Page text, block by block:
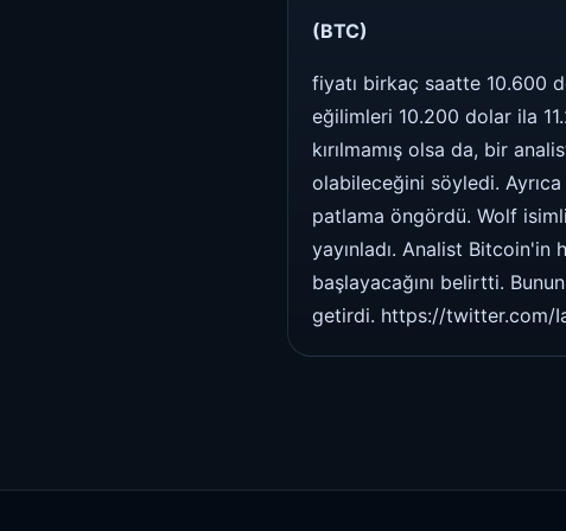
(BTC)
fiyatı birkaç saatte 10.600
eğilimleri 10.200 dolar ila
kırılmamış olsa da, bir
olabileceğini söyledi.
patlama öngördü. Wolf
yayınladı. Analist Bitcoin'in
başlayacağını belirtti.
getirdi. https://twitter.com/